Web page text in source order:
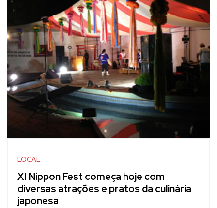
LOCAL
XI Nippon Fest começa hoje com
diversas atrações e pratos da culinária
japonesa